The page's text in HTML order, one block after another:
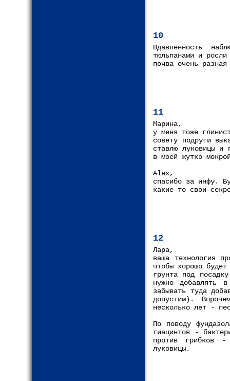
10
Вдавленность
тюльпанами и
почва очень
11
Марина,
у меня тоже
совету подруги
ставлю луковицы и
в моей жутко
Аlex,
спасибо за инфу.
какие-то свои
12
Лара,
ваша технология
чтобы хорошо
грунта под
нужно добавлять
забывать туда
допустим).
несколько лет -
По поводу
гиацинтов -
против грибков -
луковицы.